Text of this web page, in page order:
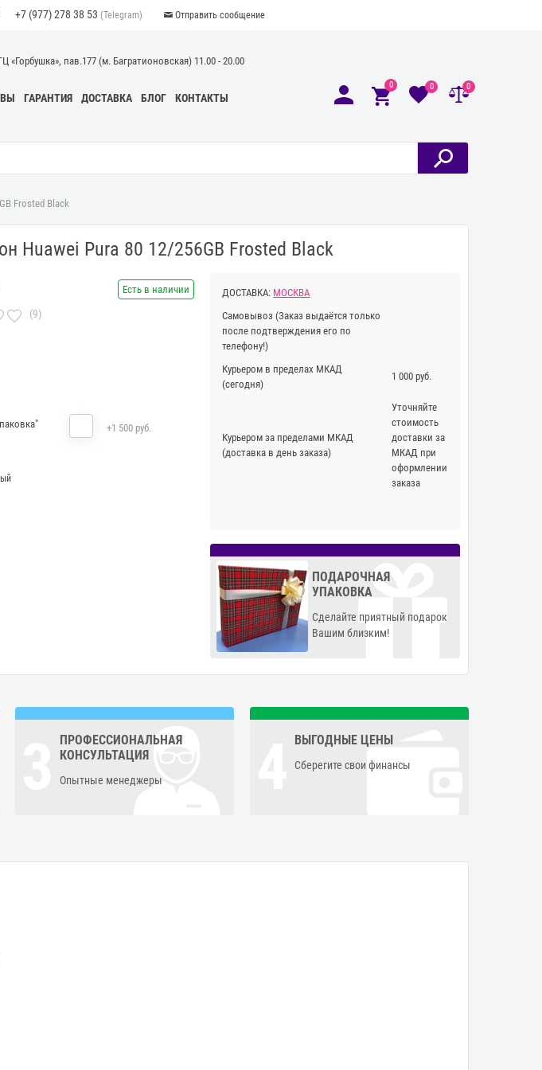
+7 (977) 278 38 53 (Telegram) Отправить сообщение
«Горбушка», пав.177 (м. Багратионовская) 11.00 - 20.00
ГАРАНТИЯ ДОСТАВКА БЛОГ КОНТАКТЫ
0 0 0
Frosted Black
Huawei Pura 80 12/256GB Frosted Black
Есть в наличии
(9)
+1 500 руб.
ДОСТАВКА: МОСКВА
Самовывоз (Заказ выдаётся только
после подтверждения его по
телефону!)
Курьером в пределах МКАД
(сегодня)
1 000 руб.
Курьером за пределами МКАД
(доставка в день заказа)
Уточняйте
стоимость
доставки за
МКАД при
оформлении
заказа
ПОДАРОЧНАЯ
УПАКОВКА
Сделайте приятный подарок
Вашим близким!
ПРОФЕССИОНАЛЬНАЯ
КОНСУЛЬТАЦИЯ
Опытные менеджеры
ВЫГОДНЫЕ ЦЕНЫ
Сберегите свои финансы